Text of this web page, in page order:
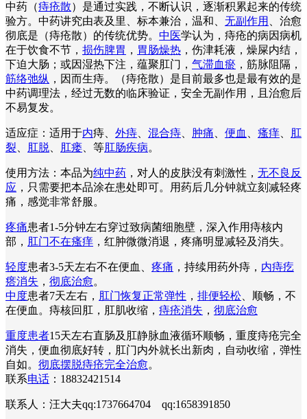
中药（痔疮散）是通过实践，不断认识，逐渐积累起来的传统
验方。中药讲究由表及里、标本兼治，温和、 无副作用
、治愈
彻底是（痔疮散）的传统优势。 中医学认为，痔疮的病因病机
在于饮食不节， 损伤脾胃 ， 胃肠燥热 ，伤津耗液，燥屎内结，
下迫大肠；或因湿热下注，蕴聚肛门， 气滞血瘀 ，筋脉阻隔，
筋络弛纵 ，因而生痔。（痔疮散）是目前最多也是最有效的是
中药调理法，经过无数的临床验证，安全无副作用，且治愈后
不易复发。
适应症：适用于内痔、 外痔 混合痔 肿痛 便血 瘙痒
肛
裂
肛脱 肛瘘 、等肛肠疾病。
使用方法：本品为纯中药 ，对人的皮肤没有刺激性， 无不良反
应 ，只需要把本品涂在患处即可。用药后几分钟就立刻减轻疼
痛，感觉非常舒服。
疼痛患者1-5分钟左右穿过致病菌细胞壁，深入作用痔核内
部， 肛门不在瘙痒 ，红肿微微消退，疼痛明显减轻及消失。
轻度患者3-5天左右不在便血、 疼痛 ，持续用药外痔， 内痔疙
瘩消失 ， 彻底治愈。
中度患者7天左右， 肛门恢复正常弹性 ， 排便轻松 、顺畅，不
在便血。痔核回肛，肛肌收缩， 痔疮消失 ， 彻底治愈
重度患者15天左右直肠及肛静脉血液循环顺畅，重度痔疮完全
消失，便血彻底好转，肛门内外就长出新肉，自动收缩，弹性
自如。 彻底摆脱痔疮完全治愈。
联系电话 ：18832421514
联系人：汪大夫qq:1737664704 qq:1658391850